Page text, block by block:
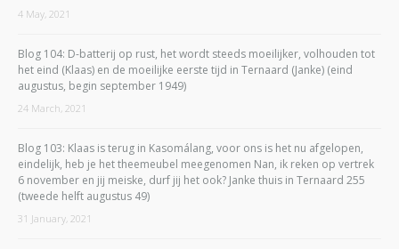
4 May, 2021
Blog 104: D-batterij op rust, het wordt steeds moeilijker, volhouden tot
het eind (Klaas) en de moeilijke eerste tijd in Ternaard (Janke) (eind
augustus, begin september 1949)
24 March, 2021
Blog 103: Klaas is terug in Kasomálang, voor ons is het nu afgelopen,
eindelijk, heb je het theemeubel meegenomen Nan, ik reken op vertrek
6 november en jij meiske, durf jij het ook? Janke thuis in Ternaard 255
(tweede helft augustus 49)
31 January, 2021